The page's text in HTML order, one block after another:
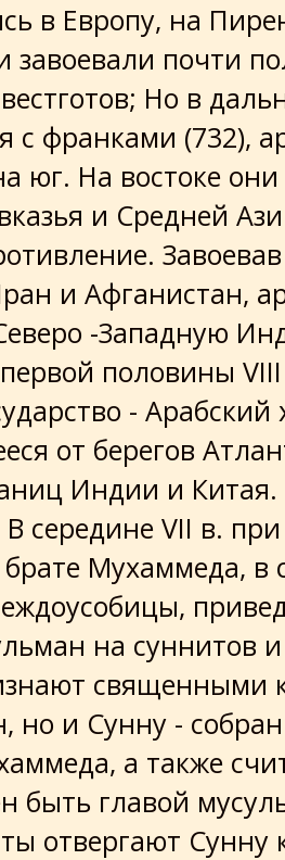
в Европу, на
завоевали почти
Но в
с франками (732),
юг. На востоке
и Средней
и Афганистан,
-Западную
половины
- Арабский
от берегов
Индии и Китая.
середине VII в.
Мухаммеда, в
на суннитов
священными
но и Сунну -
а также
быть главой
отвергают Сунну
- как объект
будущем России
после 2000 года